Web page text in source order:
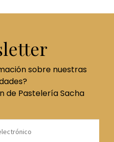
sobre nuestras
de Pastelería Sacha